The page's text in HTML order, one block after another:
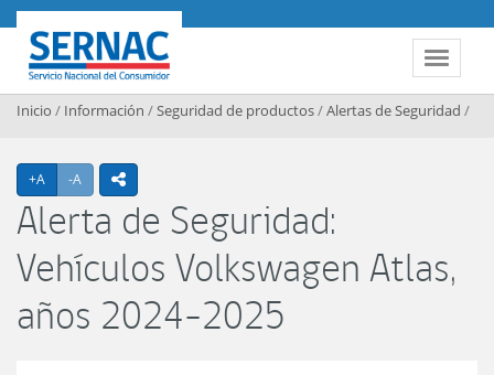
Contenido principal
Toggle
SERNAC
Inicio / Información /Seguridad de productos/Alertas de Seguridad /
+A Agrandar texto
-A Achicar textoicono compartir
Alerta de Seguridad:
Vehículos Volkswagen Atlas,
años 2024-2025